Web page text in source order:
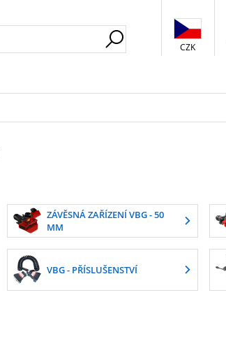
CZK
ZÁVĚSNÁ ZAŘÍZENÍ VBG - 50
MM
VBG - PŘÍSLUŠENSTVÍ